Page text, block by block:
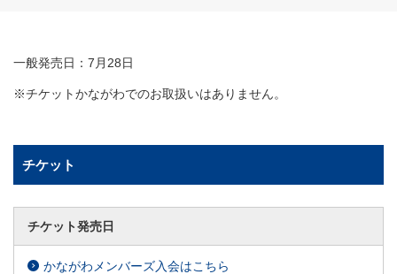
一般発売日：7月28日
※チケットかながわでのお取扱いはありません。
チケット
チケット発売日
かながわメンバーズ入会はこちら